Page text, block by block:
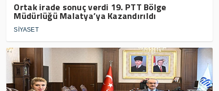
Ortak irade sonuç verdi 19. PTT Bölge
Müdürlüğü Malatya’ya Kazandırıldı
SİYASET